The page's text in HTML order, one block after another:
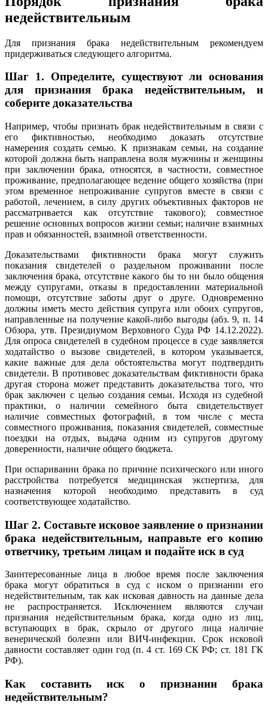
недействительным
Для признания брака недействительным рекомендуем
придерживаться следующего алгоритма.
Шаг 1. Определите, существуют ли основания
для признания брака недействительным, и
соберите доказательства
Например, чтобы признать брак недействительным в связи с
его фиктивностью, необходимо доказать отсутствие
намерения создать семью. К признакам семьи, на создание
которой должна быть направлена воля мужчины и женщины
при заключении брака, относятся, в частности, совместное
проживание, предполагающее ведение общего хозяйства (при
этом временное непроживание супругов вместе в связи с
работой, лечением, в силу других объективных факторов не
рассматривается как отсутствие такового); совместное
решение основных вопросов жизни семьи; наличие взаимных
прав и обязанностей, взаимной ответственности.
Доказательствами фиктивности брака могут служить
показания свидетелей о раздельном проживании после
заключения брака, отсутствие какого бы то ни было общения
между супругами, отказы в предоставлении материальной
помощи, отсутствие заботы друг о друге. Одновременно
должны иметь место действия супруга или обоих супругов,
направленные на получение какой-либо выгоды (абз. 9, п. 14
Обзора, утв. Президиумом Верховного Суда РФ 14.12.2022).
Для опроса свидетелей в судебном процессе в суде заявляется
ходатайство о вызове свидетелей, в котором указывается,
какие важные для дела обстоятельства могут подтвердить
свидетели. В противовес доказательствам фиктивности брака
другая сторона может представить доказательства того, что
брак заключен с целью создания семьи. Исходя из судебной
практики, о наличии семейного быта свидетельствует
наличие совместных фотографий, в том числе с места
совместного проживания, показания свидетелей, совместные
поездки на отдых, выдача одним из супругов другому
доверенности, наличие общего бюджета.
При оспаривании брака по причине психического или иного
расстройства потребуется медицинская экспертиза, для
назначения которой необходимо представить в суд
соответствующее ходатайство.
Шаг 2. Составьте исковое заявление о признании
брака недействительным, направьте его копию
ответчику, третьим лицам и подайте иск в суд
Заинтересованные лица в любое время после заключения
брака могут обратиться в суд с иском о признании его
недействительным, так как исковая давность на данные дела
не распространяется. Исключением являются случаи
признания недействительным брака, когда одно из лиц,
вступающих в брак, скрыло от другого лица наличие
венерической болезни или ВИЧ-инфекции. Срок исковой
давности составляет один год (п. 4 ст. 169 СК РФ; ст. 181 ГК
РФ).
Как составить иск о признании брака
недействительным?